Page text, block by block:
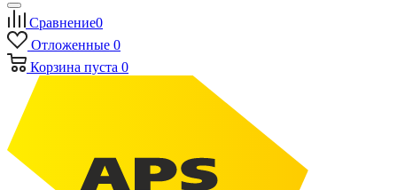
Сравнение0
Отложенные 0
Корзина пуста 0